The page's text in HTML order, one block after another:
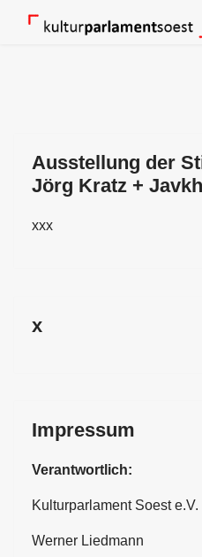
Ausstellung der
Jörg Kratz +
xxx
x
Impressum
Verantwortlich:
Kulturparlament Soest e.V.
Werner Liedmann